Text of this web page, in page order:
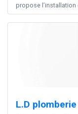
propose l’installation
L.D plomberie